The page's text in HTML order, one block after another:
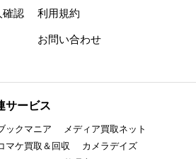
確認 利用規約
お問い合わせ
サービス
ックマニア
メディア買取ネット
マケ買取＆回収
カメラデイズ